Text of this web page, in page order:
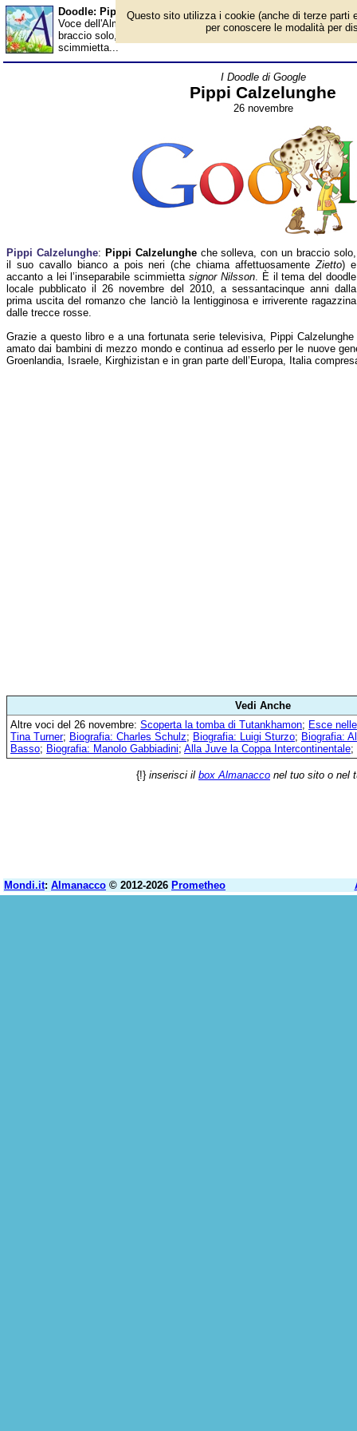
Doodle: Pippi Calzelunghe - Almanacco
Voce dell'Almanacco del 26 novembre, per la rubrica 'I Doodle
braccio solo, il suo cavallo bianco a pois neri (che chiama
scimmietta...
I Doodle di Google
Pippi Calzelunghe
26 novembre
Pippi Calzelunghe: Pippi Calzelungheche solleva, con un braccio solo,
il suo cavallo bianco a pois neri (che chiama affettuosamenteZietto) e
accanto a lei l’inseparabile scimmiettasignor Nilsson. È il tema del doodle
locale pubblicato il 26 novembre del 2010, a sessantacinque anni dalla
prima uscita del romanzo che lanciò la lentigginosa e irriverente ragazzina
dalle trecce rosse.
Grazie a questo libro e a una fortunata serie televisiva, Pippi
amato dai bambini di mezzo mondo e continua ad esserlo per le nuove
Groenlandia, Israele, Kirghizistan e in gran parte dell’Europa, Italia
Vedi Anche
Altre voci del 26 novembre: Scoperta la tomba di Tutankhamon; Esce
Tina Turner; Biografia: Charles Schulz; Biografia: Luigi Sturzo; Biografia:
Basso; Biografia: Manolo Gabbiadini; Alla Juve la Coppa Intercontinentale;
{!} inserisci il box Almanacco nel tuo sito o nel
Mondi.it: Almanacco © 2012-2026 Prometheo
Questo sito utilizza i cookie (anche di terze parti
per conoscere le modalità per